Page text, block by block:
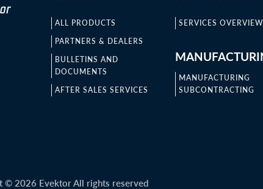
ALL PRODUCTS
PARTNERS & DEALERS
BULLETINS AND
DOCUMENTS
AFTER SALES SERVICES
SERVICES OVERVIEW
MANUFACTURING
SUBCONTRACTING
© 2026 Evektor All rights reserved